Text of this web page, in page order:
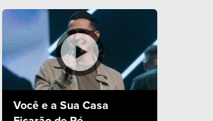
Você e a Sua Casa